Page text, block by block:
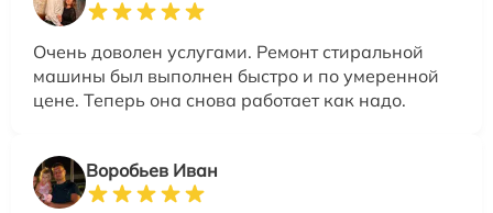
Очень доволен услугами. Ремонт стиральной
машины был выполнен быстро и по умеренной
цене. Теперь она снова работает как надо.
Воробьев Иван